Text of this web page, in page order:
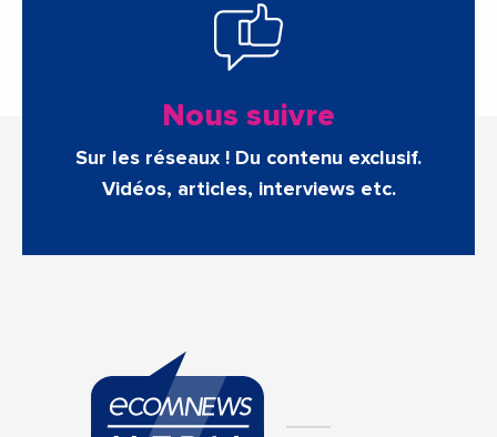
Nous suivre
Sur les réseaux ! Du contenu exclusif.
Vidéos, articles, interviews etc.